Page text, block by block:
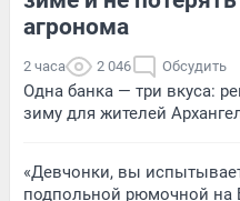
агронома
2 часа 2 046 Обсудить
Одна банка — три вкуса:
зиму для жителей
«Девчонки, вы
подпольной рюмочной на